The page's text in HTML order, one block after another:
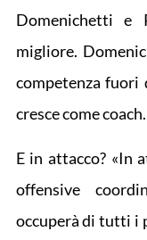
Domenichetti e
migliore.
competenza fuori
cresce come
E in attacco? «In
offensive
occuperà di tutti i